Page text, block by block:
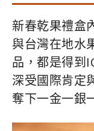
新春乾果禮盒
與台灣在地水
品，都是得到
深受國際肯定
奪下一金一銀